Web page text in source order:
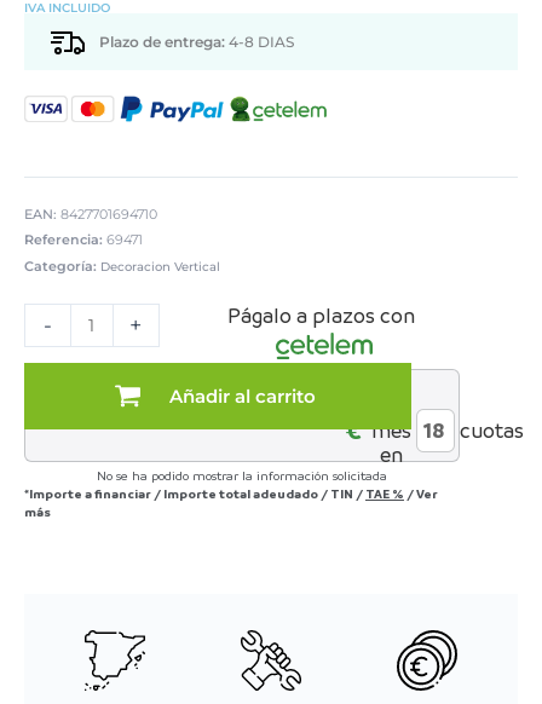
IVA INCLUIDO
Plazo de entrega: 4-8 DIAS
EAN: 8427701694710
Referencia: 69471
Categoría: Decoracion Vertical
-
IMPRESO
ABSTRACTO
+
Añadir al carrito
Págalo a plazos con
€*mes
en
cuotas
No se ha podido mostrar la información solicitada
*Importe a financiar / Importe total adeudado / TIN / TAE % /Ver
más